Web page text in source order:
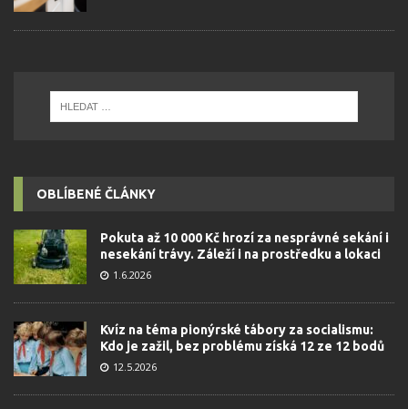
OBLÍBENÉ ČLÁNKY
Pokuta až 10 000 Kč hrozí za nesprávné sekání i
nesekání trávy. Záleží i na prostředku a lokaci
1.6.2026
Kvíz na téma pionýrské tábory za socialismu:
Kdo je zažil, bez problému získá 12 ze 12 bodů
12.5.2026